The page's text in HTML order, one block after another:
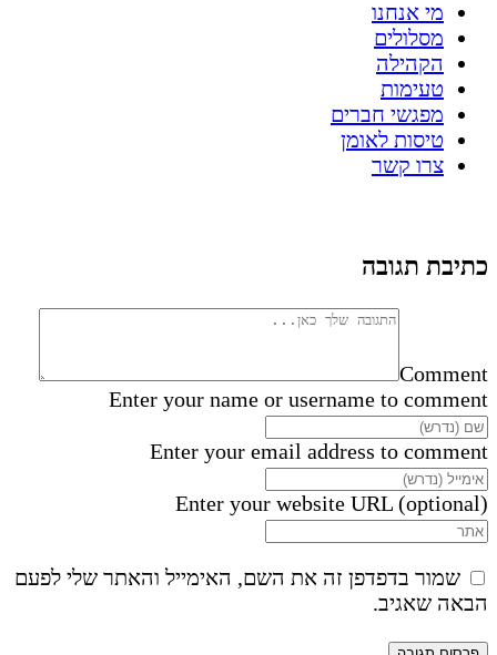
מי אנחנו
מסלולים
הקהילה
טעימות
מפגשי חברים
טיסות לאומן
צרו קשר
כתיבת תגובה
Comment
Enter your name or username to comment
Enter your email address to comment
Enter your website URL (optional)
שמור בדפדפן זה את השם, האימייל והאתר שלי לפעם
הבאה שאגיב.